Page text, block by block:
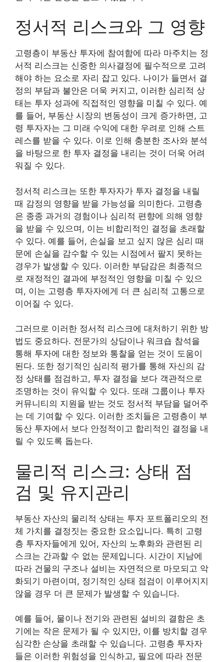
정서적 리스크와 그 영향
고령층이 부동산 투자에 참여함에 따라 마주치는 정
서적 리스크는 신중한 의사결정에 필수적으로 고려
해야 하는 요소로 자리 잡고 있다. 나이가 들면서 결
정의 부담과 불안은 더욱 커지고, 이러한 심리적 상
태는 투자 성과에 직접적인 영향을 미칠 수 있다. 예
를 들어, 부동산 시장의 변동성이 크게 증가하면, 고
령 투자자는 그 미래 수익에 대한 우려로 인해 스트
레스를 받을 수 있다. 이로 인해 충분한 조사와 분석
을 바탕으로 한 투자 결정을 내리는 것이 더욱 어려
워질 수 있다.
정서적 리스크는 또한 투자자가 투자 결정을 내릴
때 감정의 영향을 받을 가능성을 의미한다. 고령층
은 종종 과거의 경험이나 심리적 편향에 의해 영향
을 받을 수 있으며, 이는 비합리적인 결정을 초래할
수 있다. 예를 들어, 손실을 보고 싶지 않은 심리 때
문에 손실을 감수할 수 있는 시점에서 팔지 못하는
경우가 발생할 수 있다. 이러한 부담감은 최종적으
로 재정적인 결과에 부정적인 영향을 미칠 수 있으
며, 이는 고령층 투자자에게 더 큰 심리적 고통으로
이어질 수 있다.
그러므로 이러한 정서적 리스크에 대처하기 위한 방
법도 중요하다. 전문가의 상담이나 워크숍 참석을
통해 투자에 대한 정보와 통찰을 얻는 것이 도움이
된다. 또한 정기적인 심리적 평가를 통해 자신의 감
정 상태를 점검하고, 투자 결정을 보다 객관적으로
조명하는 것이 유익할 수 있다. 또래 그룹이나 투자
커뮤니티의 지원을 받는 것도 정서적 부담을 덜어주
는 데 기여할 수 있다. 이러한 조치들은 고령층이 부
동산 투자에서 보다 안정적이고 합리적인 결정을 내
릴 수 있도록 돕는다.
물리적 리스크: 상태 점
검 및 유지관리
부동산 자산의 물리적 상태는 투자 포트폴리오의 전
체 가치를 결정짓는 중요한 요소입니다. 특히 고령
층 투자자들에게 있어, 자산의 노후화와 관련된 리
스크는 간과할 수 없는 문제입니다. 시간이 지남에
따라 건물의 구조나 설비는 자연적으로 마모되고 악
화되기 마련이며, 정기적인 상태 점검이 이루어지지
않을 경우 더 큰 문제가 발생할 수 있습니다.
예를 들어, 물이나 전기와 관련된 설비의 결함은 초
기에는 작은 문제가 될 수 있지만, 이를 방치할 경우
심각한 손상을 초래할 수 있습니다. 고령층 투자자
들은 이러한 위험성을 인식하고, 필요에 따라 전문